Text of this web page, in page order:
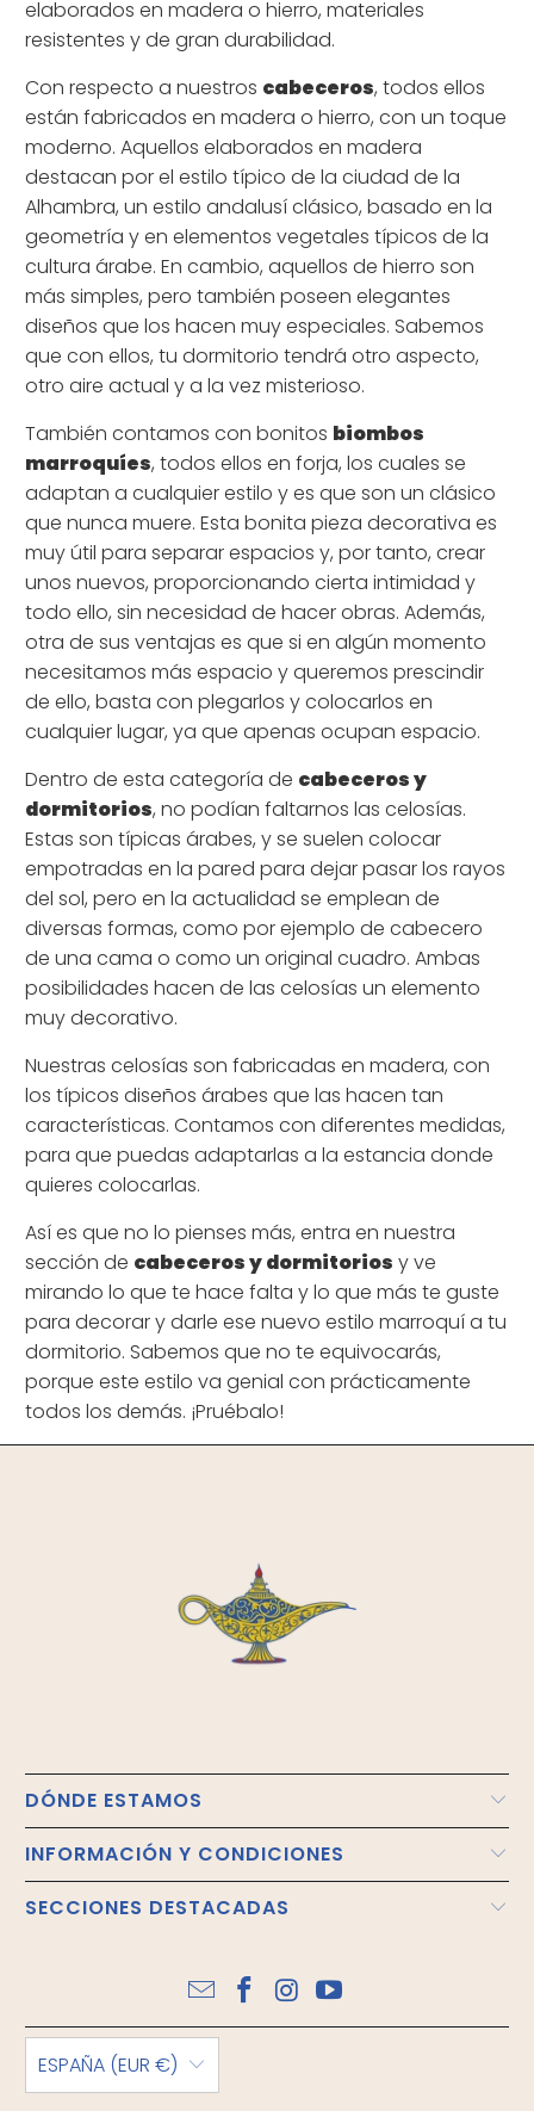
elaborados en madera o hierro, materiales
resistentes y de gran durabilidad.
Con respecto a nuestros cabeceros, todos ellos
están fabricados en madera o hierro, con un toque
moderno. Aquellos elaborados en madera
destacan por el estilo típico de la ciudad de la
Alhambra, un estilo andalusí clásico, basado en la
geometría y en elementos vegetales típicos de la
cultura árabe. En cambio, aquellos de hierro son
más simples, pero también poseen elegantes
diseños que los hacen muy especiales. Sabemos
que con ellos, tu dormitorio tendrá otro aspecto,
otro aire actual y a la vez misterioso.
También contamos con bonitos biombos
marroquíes, todos ellos en forja, los cuales se
adaptan a cualquier estilo y es que son un clásico
que nunca muere. Esta bonita pieza decorativa es
muy útil para separar espacios y, por tanto, crear
unos nuevos, proporcionando cierta intimidad y
todo ello, sin necesidad de hacer obras. Además,
otra de sus ventajas es que si en algún momento
necesitamos más espacio y queremos prescindir
de ello, basta con plegarlos y colocarlos en
cualquier lugar, ya que apenas ocupan espacio.
Dentro de esta categoría de cabeceros y
dormitorios, no podían faltarnos las celosías.
Estas son típicas árabes, y se suelen colocar
empotradas en la pared para dejar pasar los rayos
del sol, pero en la actualidad se emplean de
diversas formas, como por ejemplo de cabecero
de una cama o como un original cuadro. Ambas
posibilidades hacen de las celosías un elemento
muy decorativo.
Nuestras celosías son fabricadas en madera, con
los típicos diseños árabes que las hacen tan
características. Contamos con diferentes medidas,
para que puedas adaptarlas a la estancia donde
quieres colocarlas.
Así es que no lo pienses más, entra en nuestra
sección de cabeceros y dormitorios y ve
mirando lo que te hace falta y lo que más te guste
para decorar y darle ese nuevo estilo marroquí a tu
dormitorio. Sabemos que no te equivocarás,
porque este estilo va genial con prácticamente
todos los demás. ¡Pruébalo!
DÓNDE ESTAMOS
INFORMACIÓN Y CONDICIONES
SECCIONES DESTACADAS
ESPAÑA (EUR €)